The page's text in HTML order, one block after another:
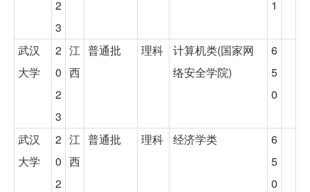
2
3
1
武汉
大学
2
0
2
3
江
西
普通批 理科
计算机类(国家网
络安全学院)
6
5
0
武汉
大学
2
0
2
江
西
普通批 理科 经济学类
6
5
0